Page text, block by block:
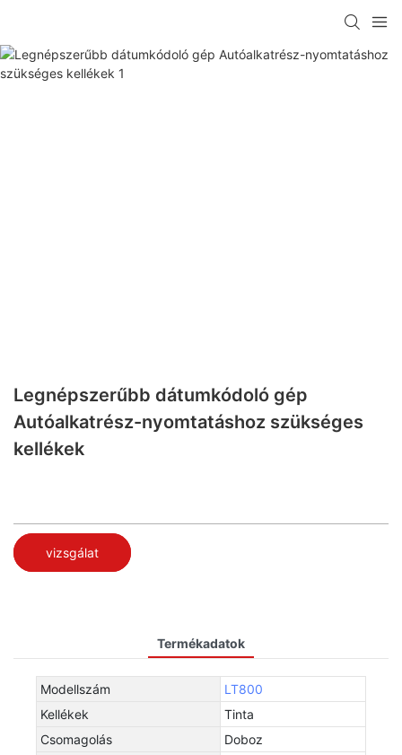
Legnépszerűbb dátumkódoló gép
Autóalkatrész-nyomtatáshoz szükséges
kellékek
vizsgálat
Termékadatok
Modellszám
LT800
Kellékek
Tinta
Csomagolás
Doboz